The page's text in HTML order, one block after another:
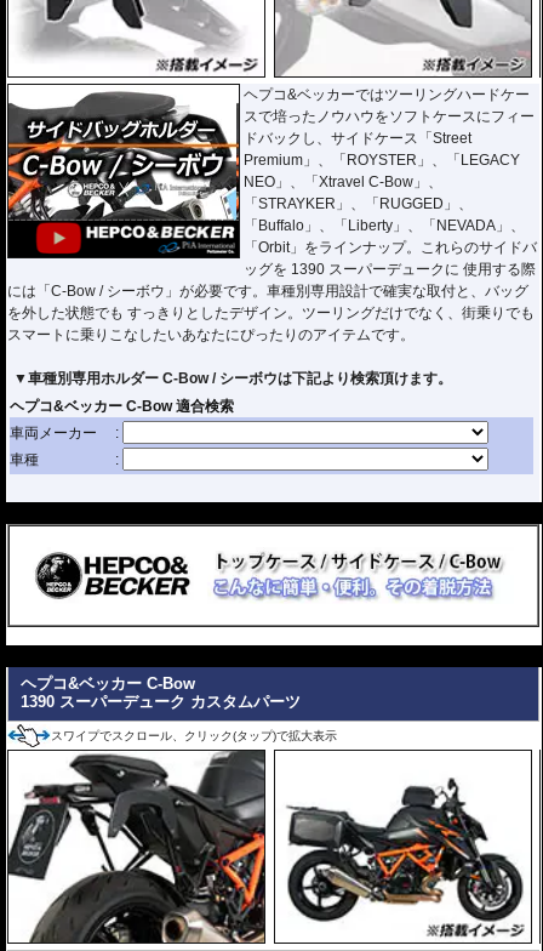
ヘプコ&ベッカーではツーリングハードケー
スで培ったノウハウをソフトケースにフィー
ドバックし、サイドケース「Street
Premium」、「ROYSTER」、「LEGACY
NEO」、「Xtravel C-Bow」、
「STRAYKER」、「RUGGED」、
「Buffalo」、「Liberty」、「NEVADA」、
「Orbit」をラインナップ。これらのサイドバ
ッグを 1390 スーパーデュークに 使用する際
には「C-Bow / シーボウ」が必要です。車種別専用設計で確実な取付と、バッグ
を外した状態でも すっきりとしたデザイン。ツーリングだけでなく、街乗りでも
スマートに乗りこなしたいあなたにぴったりのアイテムです。
▼車種別専用ホルダー C-Bow / シーボウは下記より検索頂けます。
ヘプコ&ベッカー C-Bow
1390 スーパーデューク カスタムパーツ
スワイプでスクロール、クリック(タップ)で拡大表示